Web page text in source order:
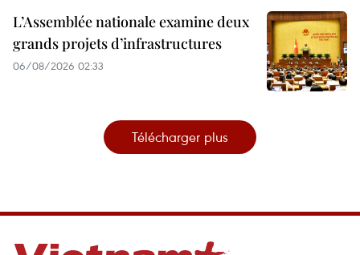
L’Assemblée nationale examine deux
grands projets d’infrastructures
06/08/2026 02:33
Télécharger plus